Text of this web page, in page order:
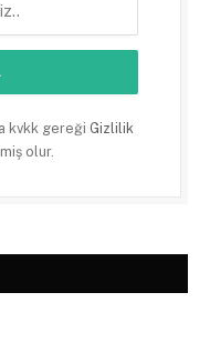
kvkk gereği Gizlilik
olur.